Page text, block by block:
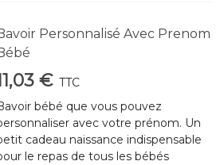
Personnalisé Avec Prenom
€ TTC
bébé que vous pouvez
avec votre prénom. Un
cadeau naissance indispensable
le repas de tous les bébés